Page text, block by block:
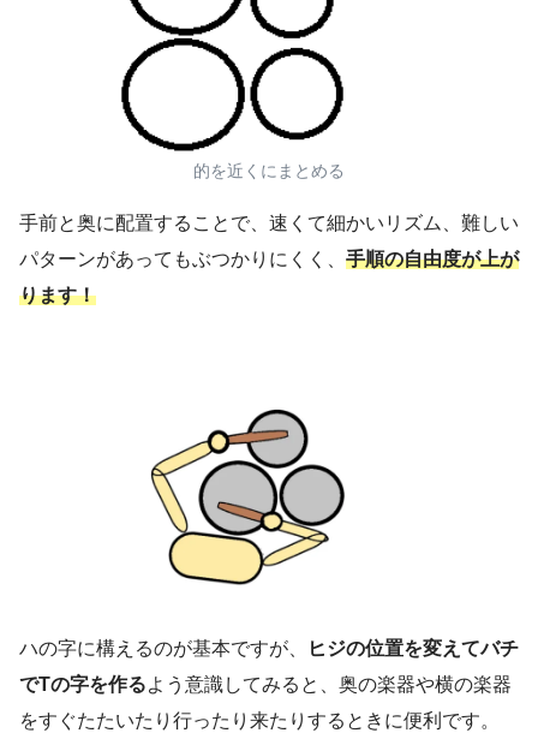
的を近くにまとめる
手前と奥に配置することで、速くて細かいリズム、難しい
パターンがあってもぶつかりにくく、 手順の自由度が上が
ります！
ハの字に構えるのが基本ですが、
ヒジの位置を変えてバチ
でTの字を作るよう意識してみると、奥の楽器や横の楽器
をすぐたたいたり行ったり来たりするときに便利です。